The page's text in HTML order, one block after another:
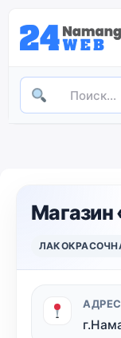
Магазин
АДРЕС